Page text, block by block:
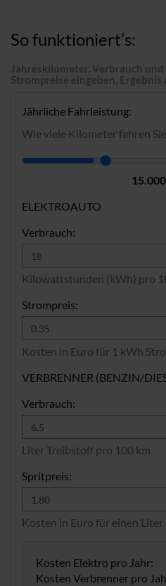
So funktioniert’s:
Jahreskilometer, Verbrauch
Strompreise eingeben, Ergebnis
Jährliche Fahrleistung:
Wie viele Kilometer fahren
ELEKTROAUTO
Verbrauch:
Kilowattstunden (kWh) pro
Strompreis:
Kosten in Euro für 1 kWh
VERBRENNER (BENZIN/
Verbrauch:
Liter Treibstoff pro 100 km
Spritpreis:
Kosten in Euro für einen Liter
Kosten Elektro pro Jahr:
Kosten Verbrenner pro